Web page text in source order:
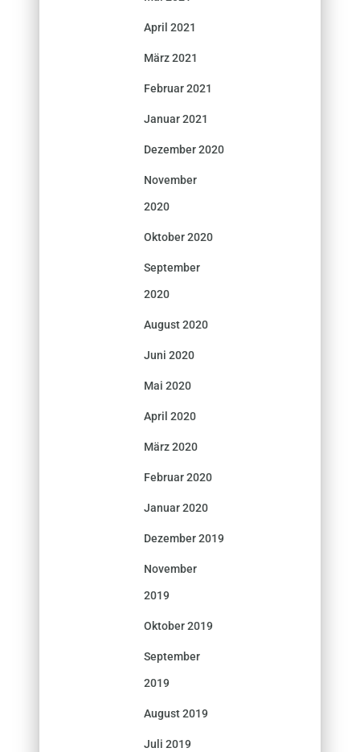
April 2021
März 2021
Februar 2021
Januar 2021
Dezember 2020
November
2020
Oktober 2020
September
2020
August 2020
Juni 2020
Mai 2020
April 2020
März 2020
Februar 2020
Januar 2020
Dezember 2019
November
2019
Oktober 2019
September
2019
August 2019
Juli 2019